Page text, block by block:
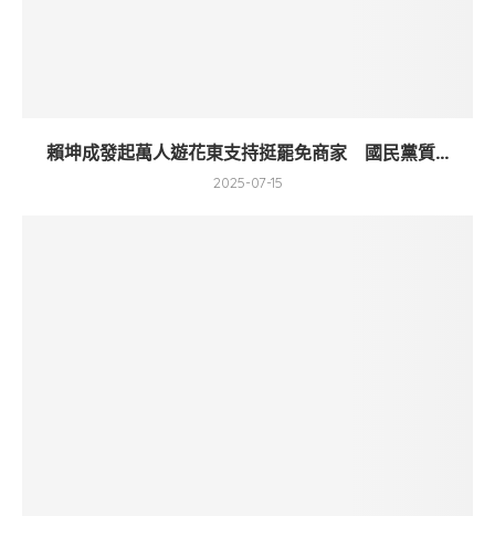
賴坤成發起萬人遊花東支持挺罷免商家 國民黨質...
2025-07-15